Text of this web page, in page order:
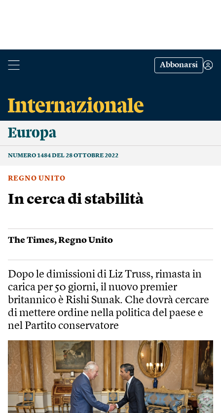
Abbonarsi
Europa
NUMERO 1484 DEL 28 OTTOBRE 2022
REGNO UNITO
In cerca di stabilità
The Times,Regno Unito
Dopo le dimissioni di Liz Truss, rimasta in
carica per 50 giorni, il nuovo premier
britannico è Rishi Sunak. Che dovrà cercare
di mettere ordine nella politica del paese e
nel Partito conservatore